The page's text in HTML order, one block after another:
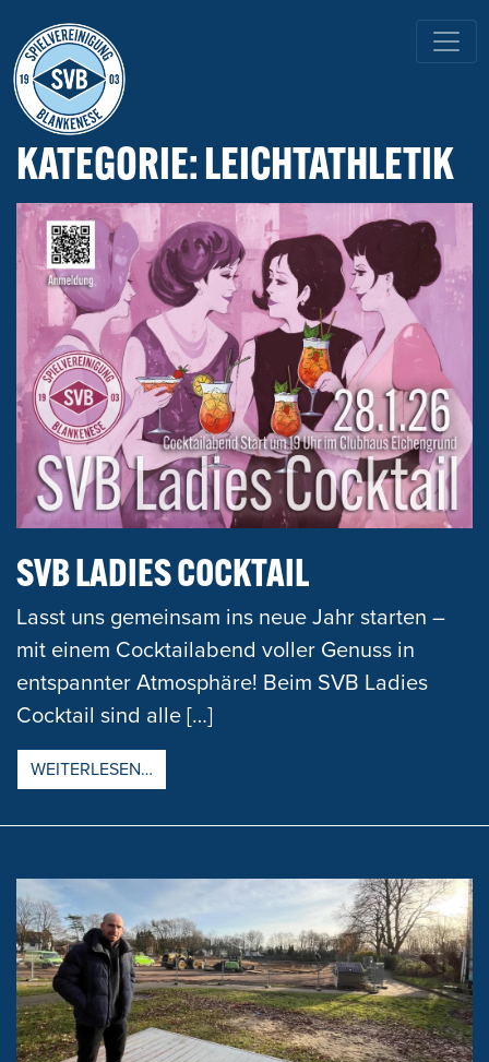
HAUPTNAVIGATION
KATEGORIE: LEICHTATHLETIK
SVB LADIES COCKTAIL
Lasst uns gemeinsam ins neue Jahr starten –
mit einem Cocktailabend voller Genuss in
entspannter Atmosphäre! Beim SVB Ladies
Cocktail sind alle […]
WEITERLESEN…